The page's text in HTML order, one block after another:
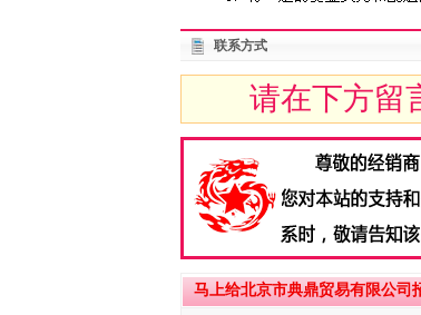
联系方式
请在下方留
马上给北京市典鼎贸易有限公司